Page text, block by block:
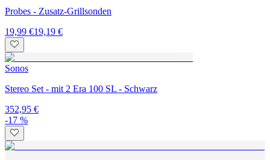
Probes - Zusatz-Grillsonden
19,99 €19,19 €
Sonos
Stereo Set - mit 2 Era 100 SL - Schwarz
352,95 €
-17 %